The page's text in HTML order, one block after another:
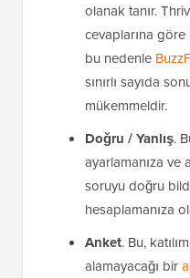
olanak tanır.
cevaplarına
bu nedenle
sınırlı sayıda
mükemmeldir.
Doğru / Yanlış.
ayarlamanıza ve
soruyu doğru
hesaplamanıza
Anket. Bu,
alamayacağı bir